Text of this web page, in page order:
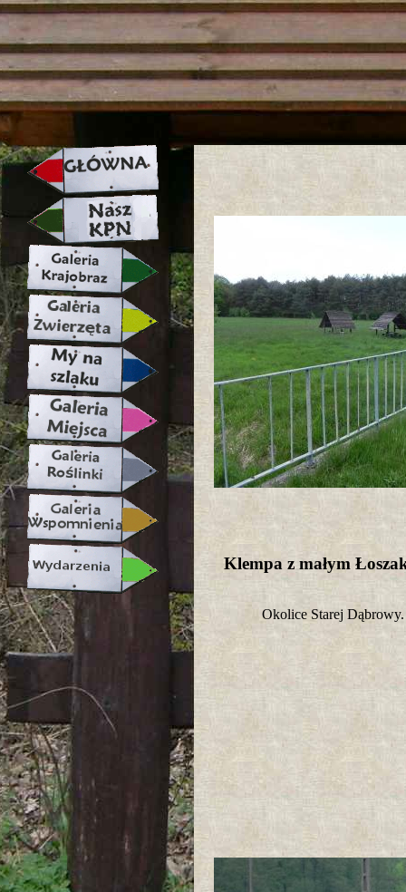
strona w naprawie zapraszamy
Klempa z małym
Okolice Starej